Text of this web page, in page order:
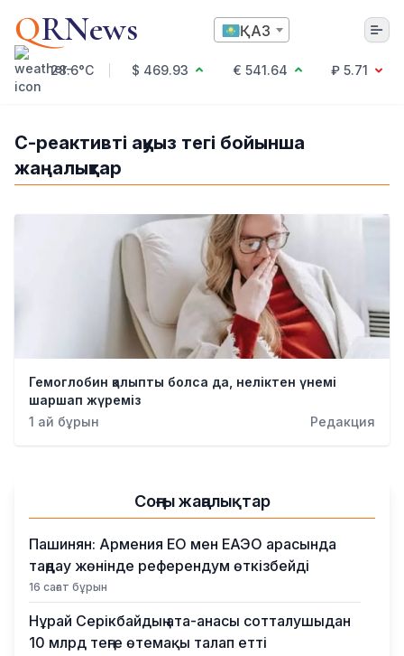
QRNews ҚАЗ
28.6°C $ 469.93 € 541.64 ₽ 5.71
Мәдениет
Спорт
Ауа райы
Денсаулық
Бизнес
С-реактивті ақуыз тегі бойынша
жаңалықтар
Гемоглобин қалыпты болса да, неліктен үнемі
шаршап жүреміз
1 ай бұрын
Редакция
Соңғы жаңалықтар
Пашинян: Армения ЕО мен ЕАЭО арасында
таңдау жөнінде референдум өткізбейді
16 сағат бұрын
Нұрай Серікбайдың ата-анасы сотталушыдан
10 млрд теңге өтемақы талап етті